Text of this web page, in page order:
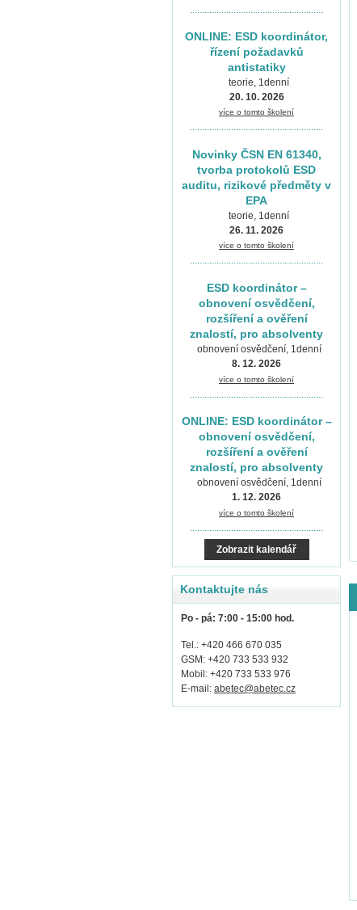
.......................................................
ONLINE: ESD koordinátor,
řízení požadavků
antistatiky
teorie, 1denní
20. 10. 2026
více o tomto školení
.......................................................
Novinky ČSN EN 61340,
tvorba protokolů ESD
auditu, rizikové předměty v
EPA
teorie, 1denní
26. 11. 2026
více o tomto školení
.......................................................
ESD koordinátor –
obnovení osvědčení,
rozšíření a ověření
znalostí, pro absolventy
obnovení osvědčení, 1denní
8. 12. 2026
více o tomto školení
ONLINE: ESD koordinátor –
obnovení osvědčení,
rozšíření a ověření
znalostí, pro absolventy
obnovení osvědčení, 1denní
1. 12. 2026
více o tomto školení
.......................................................
Zobrazit kalendář
Kontaktujte nás
Po - pá: 7:00 - 15:00 hod.
Tel.: +420 466 670 035
GSM: +420 733 533 932
Mobil: +420 733 533 976
E-mail: abetec@abetec.cz